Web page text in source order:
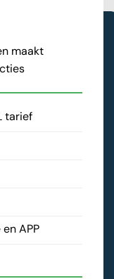
maakt
tarief
APP